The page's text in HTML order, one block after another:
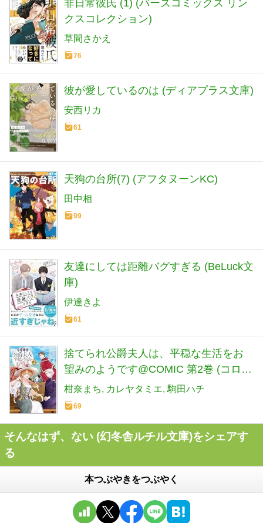
非日常彼氏 (1) (バーズコミックス リン
クスコレクション)
草間さかえ
76
彼が愛しているのは (ディアプラス文庫)
安西リカ
61
天狗の台所(7) (アフタヌーンKC)
田中相
99
友達にしては距離バグすぎる (BeLuck文
庫)
伊達きよ
61
捨てられ公爵夫人は、平穏な生活をお
望みのようです@COMIC 第2巻 (コロ
ナ・コミックス)
柑奈まち カレヤタミエ 駒田ハチ
69
そんなはず、ない (幻冬舎ルチル文庫)をシェアす
る
本つぶやきをつぶやく